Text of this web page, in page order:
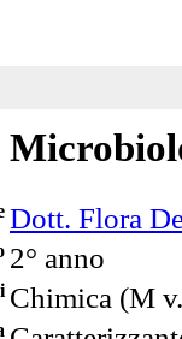
Dott. Flora
2° anno
Chimica (M